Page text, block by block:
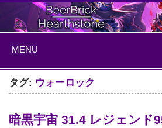
Skip
content
MENU
タグ: ウォーロック
暗黒宇宙 31.4 レジェンド